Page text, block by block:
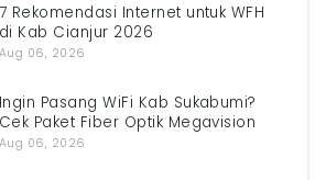
7 Rekomendasi Internet untuk WFH
di Kab Cianjur 2026
Aug 06, 2026
Ingin Pasang WiFi Kab Sukabumi?
Cek Paket Fiber Optik Megavision
Aug 06, 2026